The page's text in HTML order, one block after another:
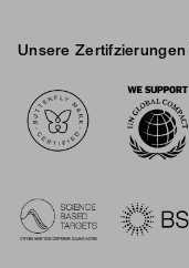
Unsere Zertifzierungen